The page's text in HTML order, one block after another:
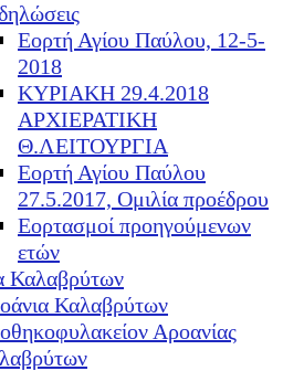
Εορτή Αγίου Παύλου, 12-5-
2018
ΚΥΡΙΑΚΗ 29.4.2018
ΑΡΧΙΕΡΑΤΙΚΗ
Θ.ΛΕΙΤΟΥΡΓΙΑ
Εορτή Αγίου Παύλου
27.5.2017, Ομιλία προέδρου
Εορτασμοί προηγούμενων
ετών
Καλαβρύτων
Καλαβρύτων
Αροανίας